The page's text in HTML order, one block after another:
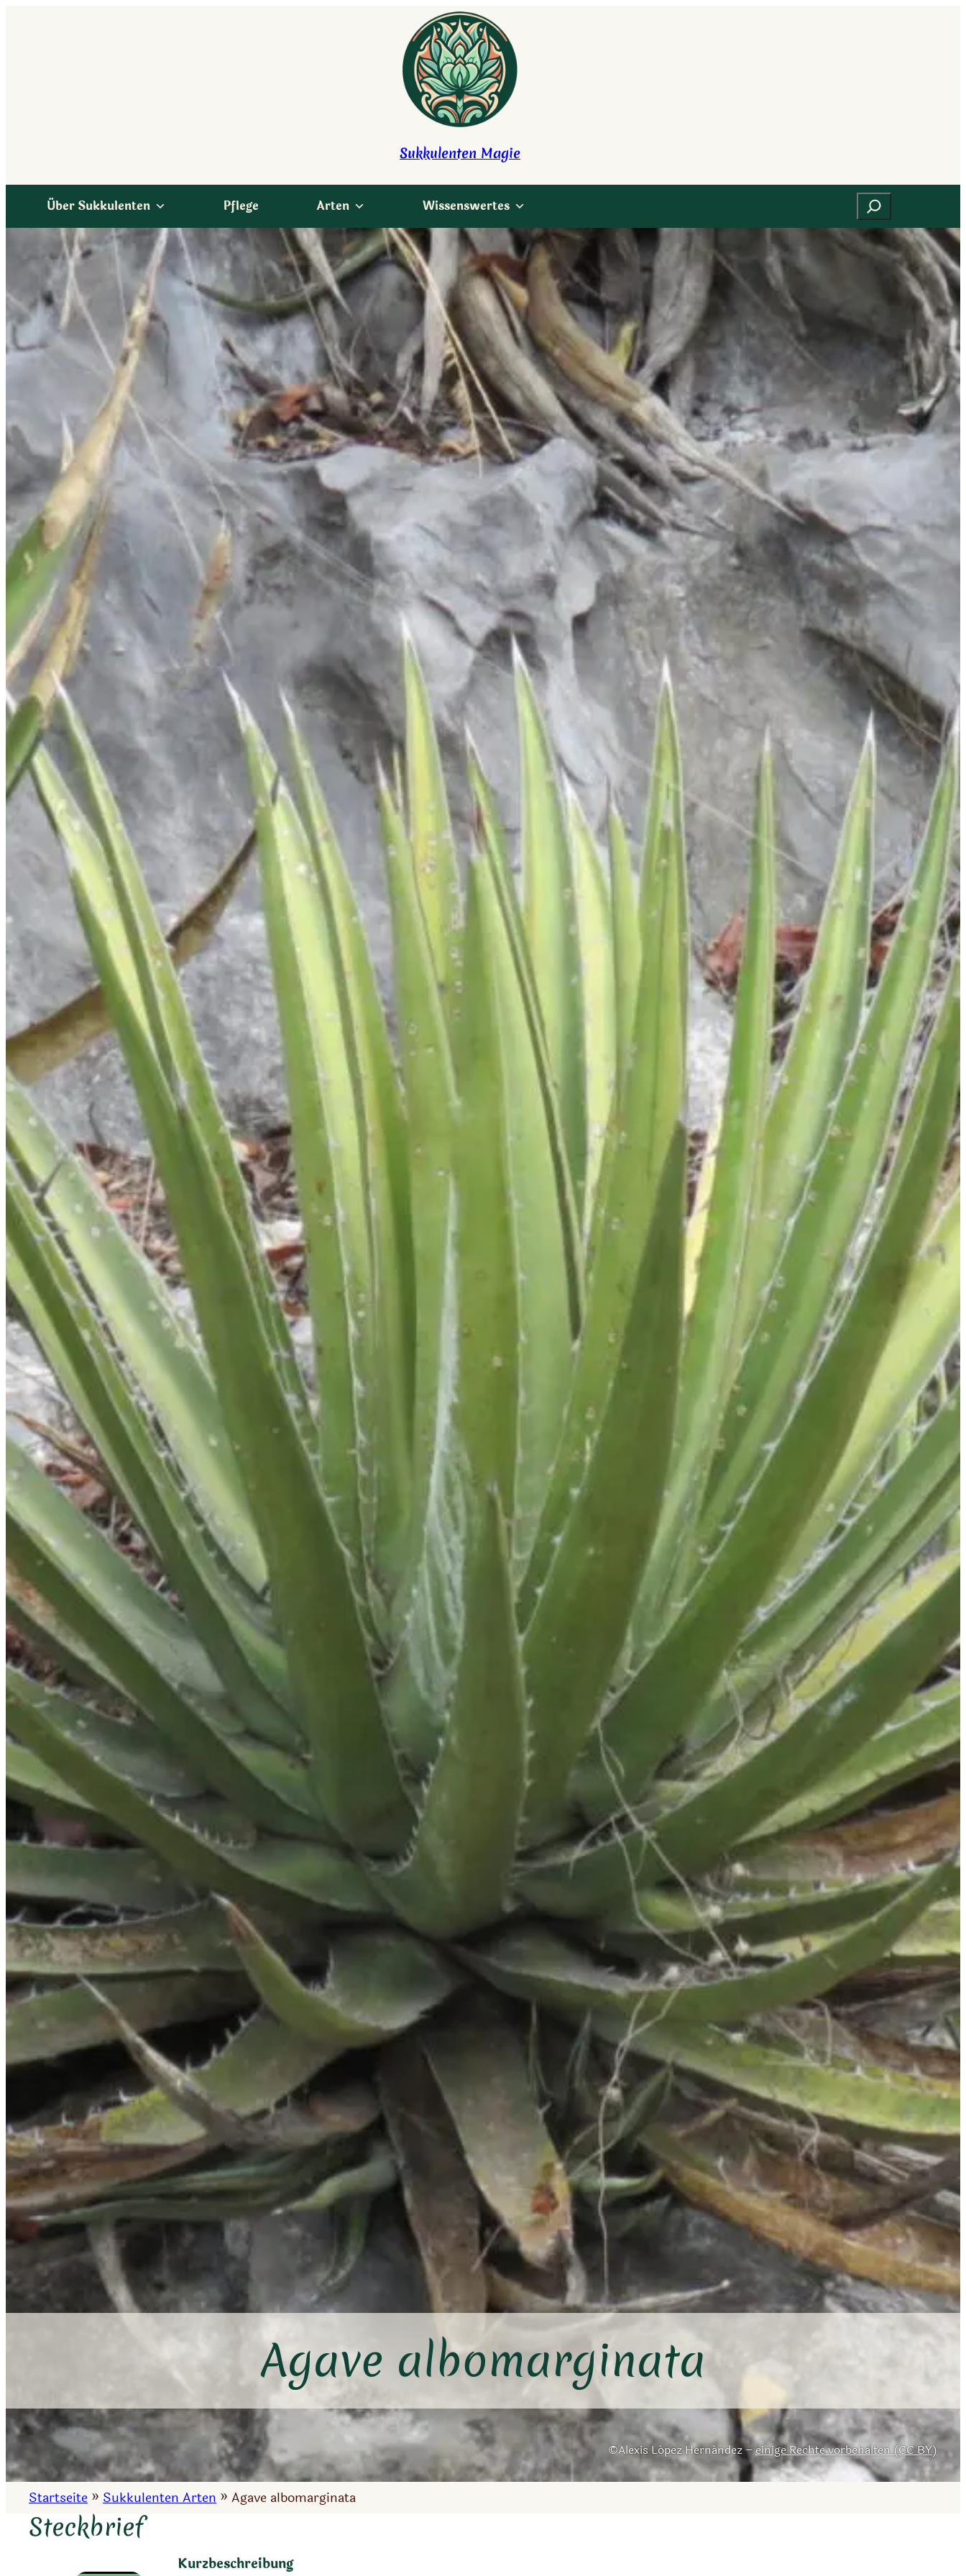
Sukkulenten Magie
Über Sukkulenten Pflege Arten Wissenswertes Suchen
Agave albomarginata
Alexis López Hernández –einige Rechte vorbehalten (CC BY)
Startseite » Sukkulenten Arten » Agave albomarginata
Steckbrief
Kurzbeschreibung